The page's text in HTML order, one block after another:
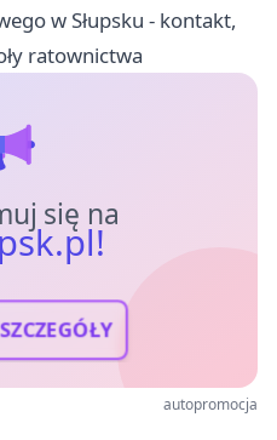
w Słupsku - kontakt,
ratownictwa
się na
autopromocja